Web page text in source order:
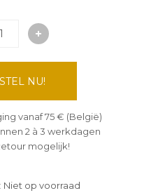
NU!
vanaf 75 € (België)
2 à 3 werkdagen
mogelijk!
Niet op voorraad